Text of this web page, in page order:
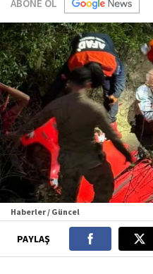
ABONE OL
Haberler / Güncel
PAYLAŞ